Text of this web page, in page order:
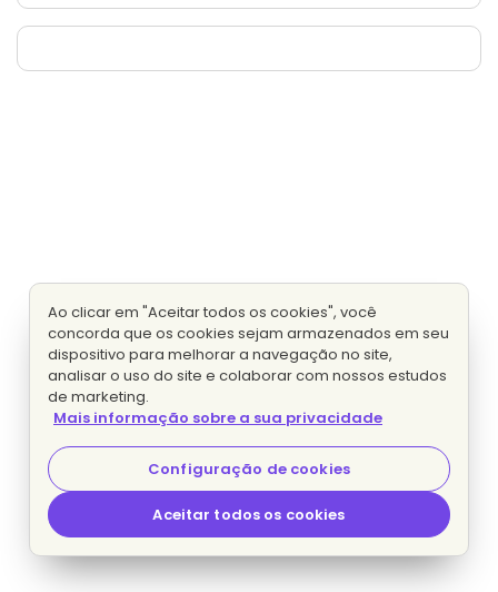
Ao clicar em "Aceitar todos os cookies", você
concorda que os cookies sejam armazenados em seu
dispositivo para melhorar a navegação no site,
analisar o uso do site e colaborar com nossos estudos
de marketing.
Mais informação sobre a sua privacidade
Configuração de cookies
Aceitar todos os cookies